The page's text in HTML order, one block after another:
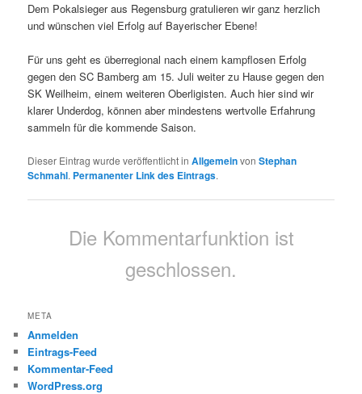
Dem Pokalsieger aus Regensburg gratulieren wir ganz herzlich
und wünschen viel Erfolg auf Bayerischer Ebene!
Für uns geht es überregional nach einem kampflosen Erfolg
gegen den SC Bamberg am 15. Juli weiter zu Hause gegen den
SK Weilheim, einem weiteren Oberligisten. Auch hier sind wir
klarer Underdog, können aber mindestens wertvolle Erfahrung
sammeln für die kommende Saison.
Dieser Eintrag wurde veröffentlicht inAllgemeinvonStephan
Schmahl. Permanenter Link des Eintrags.
Die Kommentarfunktion ist
geschlossen.
META
Anmelden
Eintrags-Feed
Kommentar-Feed
WordPress.org